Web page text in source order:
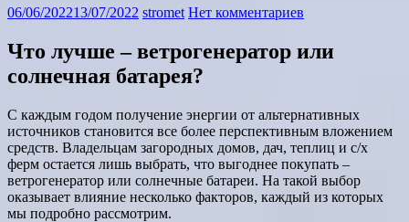
06/06/202213/07/2022 stromet Нет комментариев
Что лучше – ветрогенератор или
солнечная батарея?
С каждым годом получение энергии от альтернативных
источников становится все более перспективным вложением
средств. Владельцам загородных домов, дач, теплиц и с/х
ферм остается лишь выбрать, что выгоднее покупать –
ветрогенератор или солнечные батареи. На такой выбор
оказывает влияние несколько факторов, каждый из которых
мы подробно рассмотрим.